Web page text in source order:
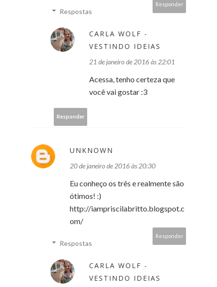
Responder
Respostas
CARLA WOLF -
VESTINDO IDEIAS
21 de janeiro de 2016 às 22:01
Acessa, tenho certeza que
você vai gostar :3
Responder
UNKNOWN
20 de janeiro de 2016 às 20:30
Eu conheço os três e realmente são
ótimos! :)
http://iampriscilabritto.blogspot.c
om/
Responder
Respostas
CARLA WOLF -
VESTINDO IDEIAS